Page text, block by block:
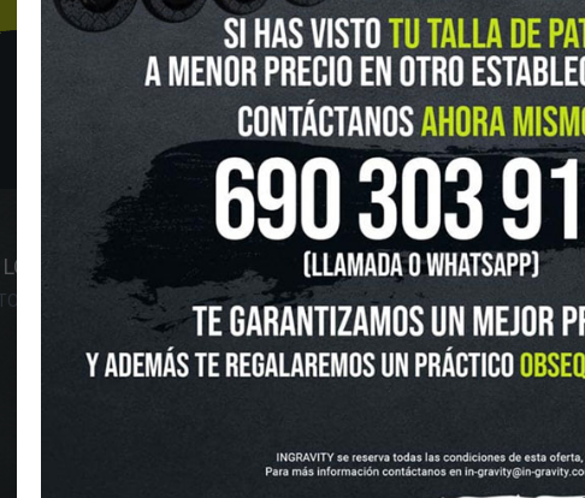
INICIO OUTLET NOVEDADES CLUBS Y ASOCIACIONES
LONGBOARD SKATEBOARD SCOOTER PROTECCIONES
DE PAGO, DEVOLUCIONES Y DATOS DE INTERÉS AVISO LEGAL
FINANCIA CON: